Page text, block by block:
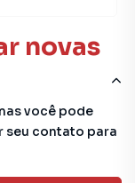
novas
você pode
seu contato para